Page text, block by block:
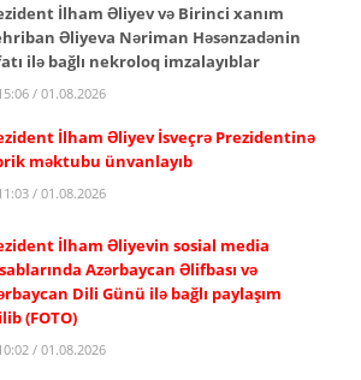
İlham Əliyev və Birinci xanım
Əliyeva Nəriman Həsənzadənin
ilə bağlı nekroloq imzalayıblar
/ 01.08.2026
İlham Əliyev İsveçrə Prezidentinə
məktubu ünvanlayıb
/ 01.08.2026
İlham Əliyevin sosial media
Azərbaycan Əlifbası və
Dili Günü ilə bağlı paylaşım
(FOTO)
/ 01.08.2026